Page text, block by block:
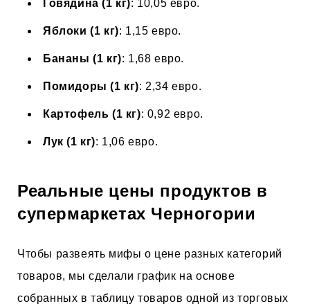
Говядина (1 кг): 10,05 евро.
Яблоки (1 кг): 1,15 евро.
Бананы (1 кг): 1,68 евро.
Помидоры (1 кг): 2,34 евро.
Картофель (1 кг): 0,92 евро.
Лук (1 кг): 1,06 евро.
Реальные цены продуктов в
супермаркетах Черногории
Чтобы развеять мифы о цене разных категорий
товаров, мы сделали график на основе
собранных в таблицу товаров одной из торговых